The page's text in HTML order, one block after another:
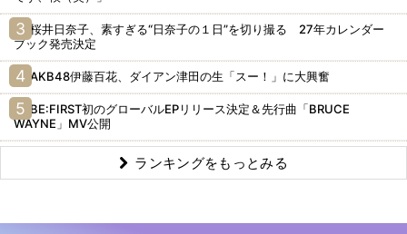
桜井日奈子、素すぎる“日奈子の１日”を切り撮る 27年カレンダー
ブック発売決定
AKB48伊藤百花、ダイアン津田の生「スー！」に大興奮
BE:FIRST初のグローバルEPリリース決定＆先行曲「BRUCE
WAYNE」MV公開
ランキングをもっとみる